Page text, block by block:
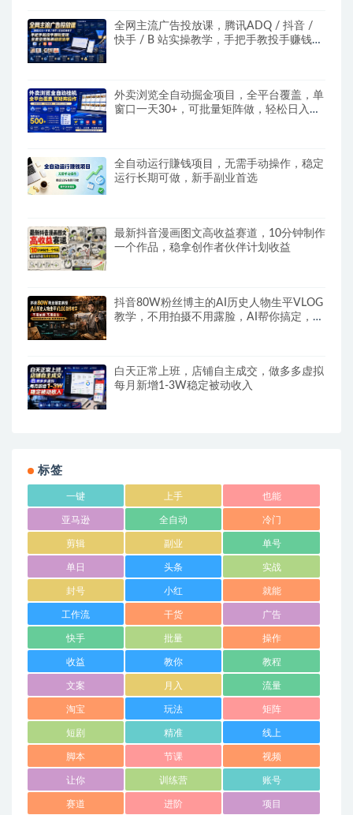
全网主流广告投放课，腾讯ADQ / 抖音 /
快手 / B 站实操教学，手把手教投手赚钱变
外卖浏览全自动掘金项目，全平台覆盖，单
窗口一天30+，可批量矩阵做，轻松日入
全自动运行賺钱项目，无需手动操作，稳定
运行长期可做，新手副业首选
最新抖音漫画图文高收益赛道，10分钟制作
一个作品，稳拿创作者伙伴计划收益
抖音80W粉丝博主的AI历史人物生平VLOG
教学，不用拍摄不用露脸，AI帮你搞定，轻
白天正常上班，店铺自主成交，做多多虚拟
每月新增1-3W稳定被动收入
标签
一键 上手 也能
亚马逊 全自动 冷门
剪辑 副业 单号
单日 头条 实战
封号 小红 就能
工作流 干货 广告
快手 批量 操作
收益 教你 教程
文案 月入 流量
淘宝 玩法 矩阵
短剧 精准 线上
脚本 节课 视频
让你 训练营 账号
赛道 进阶 项目